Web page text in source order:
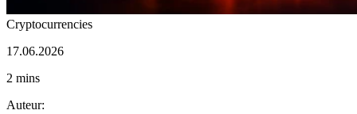
Cryptocurrencies
17.06.2026
2 mins
Auteur: